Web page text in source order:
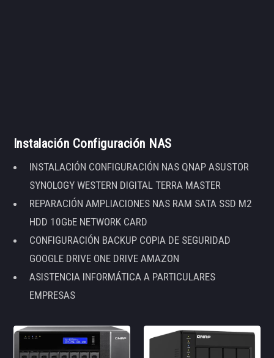
Instalación Configuración NAS
INSTALACIÓN CONFIGURACIÓN NAS QNAP ASUSTOR
SYNOLOGY WESTERN DIGITAL TERRA MASTER
REPARACIÓN AMPLIACIONES NAS RAM SATA SSD M2
HDD 10GbE NETWORK CARD
CONFIGURACIÓN BACKUP COPIA DE SEGURIDAD
GOOGLE DRIVE ONE DRIVE AMAZON
ASISTENCIA INFORMÁTICA A PARTICULARES
EMPRESAS